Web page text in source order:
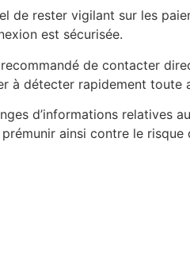
rester vigilant sur les
est sécurisée.
de contacter
à détecter rapidement toute
d’informations relatives
ainsi contre le risque